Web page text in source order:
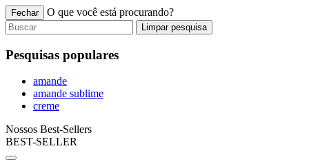
Fechar O que você está procurando?
Limpar pesquisa
Pesquisas populares
amande
amande sublime
creme
Nossos Best-Sellers
BEST-SELLER